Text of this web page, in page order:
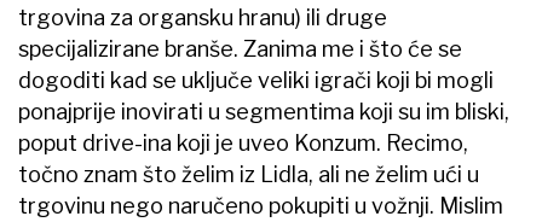
trgovina za organsku hranu) ili druge
specijalizirane branše. Zanima me i što će se
dogoditi kad se uključe veliki igrači koji bi mogli
ponajprije inovirati u segmentima koji su im bliski,
poput drive-ina koji je uveo Konzum. Recimo,
točno znam što želim iz Lidla, ali ne želim ući u
trgovinu nego naručeno pokupiti u vožnji. Mislim